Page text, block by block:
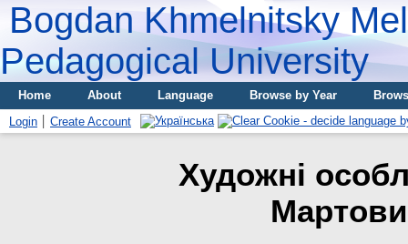
Bogdan Khmelnitsky
Pedagogical University
Home About Language Browse by Year
Login
Create Account
Художні